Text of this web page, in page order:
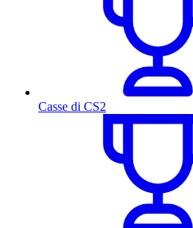
Casse di CS2